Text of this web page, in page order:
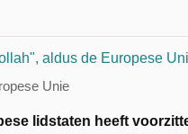
Unie
lidstaten heeft